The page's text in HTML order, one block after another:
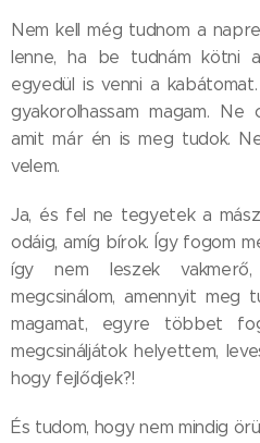
Nem kell még tudnom a
lenne, ha be tudnám kötni
egyedül is venni a
gyakorolhassam magam. Ne
amit már én is meg tudok.
velem.
Ja, és fel ne tegyetek a
odáig, amíg bírok. Így fogom
így nem leszek
megcsinálom, amennyit meg
magamat, egyre többet
megcsináljátok helyettem,
hogy fejlődjek?!
És tudom, hogy nem mindig